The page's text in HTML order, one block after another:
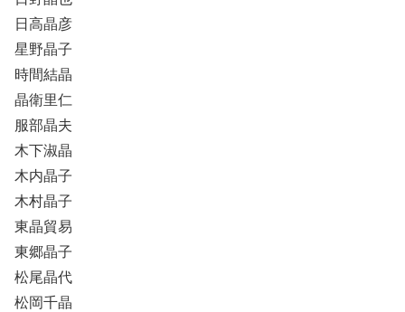
日高晶彦
星野晶子
時間結晶
晶衛里仁
服部晶夫
木下淑晶
木内晶子
木村晶子
東晶貿易
東郷晶子
松尾晶代
松岡千晶